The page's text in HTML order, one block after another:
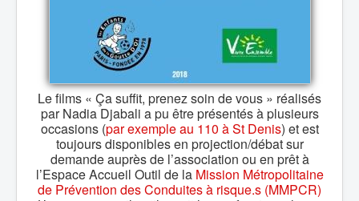
Le films « Ça suffit, prenez soin de vous » réalisés
par Nadia Djabali a pu être présentés à plusieurs
occasions (par exemple au 110 à St Denis) et est
toujours disponibles en projection/débat sur
demande auprès de l’association ou en prêt à
l’Espace Accueil Outil de la Mission Métropolitaine
de Prévention des Conduites à risque.s (MMPCR)